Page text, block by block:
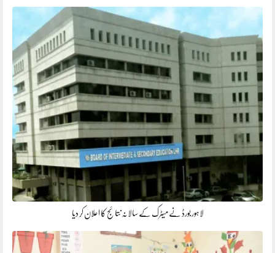
لاہور بورڈ نے میٹرک کے سالانہ نتائج کا اعلان کر دیا